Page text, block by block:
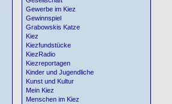
Gewerbe im Kiez
Gewinnspiel
Grabowskis Katze
Kiez
Kiezfundstücke
KiezRadio
Kiezreportagen
Kinder und Jugendliche
Kunst und Kultur
Mein Kiez
Menschen im Kiez